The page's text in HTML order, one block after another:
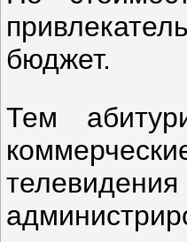
бюджет.
Тем